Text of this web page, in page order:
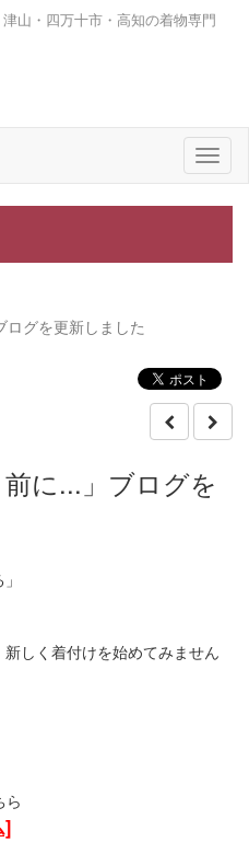
山・四万十市・高知の着物専門
メ
ニ
ュ
ログを更新しました
前に...」ブログを
しく着付けを始めてみません
ら
]